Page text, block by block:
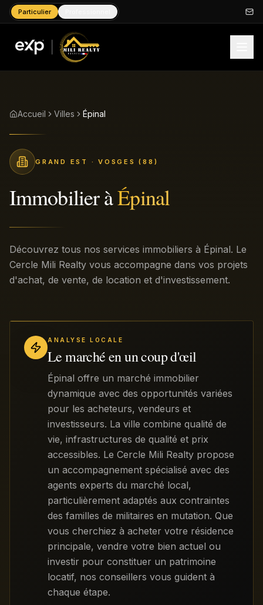
Particulier
Accueil Villes Épinal
GRAND EST · VOSGES (88)
Immobilier àÉpinal
Découvrez tous nos services immobiliers à Épinal. Le
Cercle Mili Realty vous accompagne dans vos projets
d'achat, de vente, de location et d'investissement.
ANALYSE LOCALE
Le marché en un coup d'œil
Épinal offre un marché immobilier
dynamique avec des opportunités variées
pour les acheteurs, vendeurs et
investisseurs. La ville combine qualité de
vie, infrastructures de qualité et prix
accessibles. Le Cercle Mili Realty propose
un accompagnement spécialisé avec des
agents experts du marché local,
particulièrement adaptés aux contraintes
des familles de militaires en mutation. Que
vous cherchiez à acheter votre résidence
principale, vendre votre bien actuel ou
investir pour constituer un patrimoine
locatif, nos conseillers vous guident à
chaque étape.